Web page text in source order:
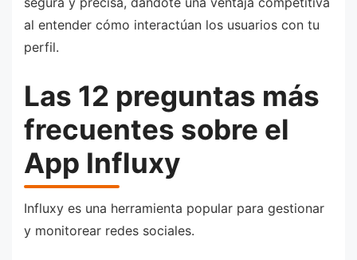
al entender cómo interactúan los usuarios con tu
perfil.
Las 12 preguntas más
frecuentes sobre el
App Influxy
Influxy es una herramienta popular para gestionar
y monitorear redes sociales.